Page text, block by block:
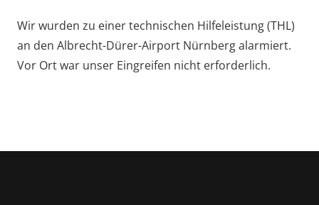
Wir wurden zu einer technischen Hilfeleistung (THL)
an den Albrecht-Dürer-Airport Nürnberg alarmiert.
Vor Ort war unser Eingreifen nicht erforderlich.